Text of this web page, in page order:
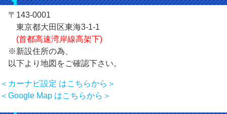
〒143-0001
東京都大田区東海3-1-1
(首都高速湾岸線高架下)
※新設住所の為、
以下より地図をご確認下さい。
＜カーナビ設定 はこちらから＞
＜Google Map はこちらから＞